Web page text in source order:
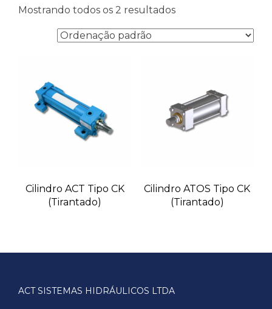
Mostrando todos os 2 resultados
Cilindro ACT Tipo CK
(Tirantado)
Cilindro ATOS Tipo CK
(Tirantado)
ACT SISTEMAS HIDRÁULICOS LTDA